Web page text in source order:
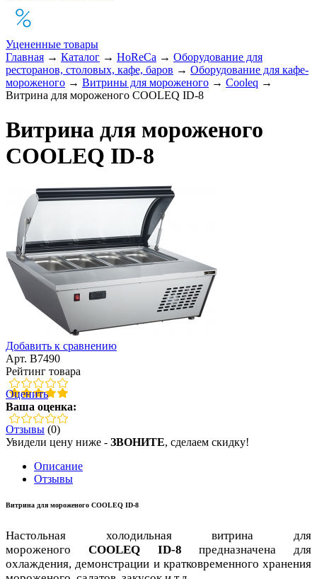
Уцененные товары
Главная → Каталог → HoReCa → Оборудование для
ресторанов, столовых, кафе, баров → Оборудование для кафе-
мороженого → Витрины для мороженого → Cooleq →
Витрина для мороженого COOLEQ ID-8
Витрина для мороженого
COOLEQ ID-8
Добавить к сравнению
Арт. B7490
Рейтинг товара
Оценить
Ваша оценка:
Отзывы (0)
Увидели цену ниже - ЗВОНИТЕ, сделаем скидку!
Описание
Отзывы
Витрина для мороженого COOLEQ ID-8
Настольная холодильная витрина для
мороженого COOLEQ ID-8 предназначена для
охлаждения, демонстрации и кратковременного хранения